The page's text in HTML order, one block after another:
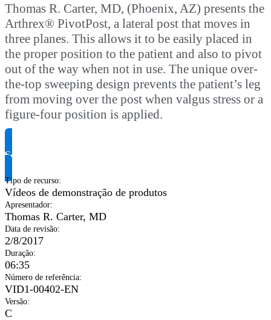
Thomas R. Carter, MD, (Phoenix, AZ) presents the
Arthrex® PivotPost, a lateral post that moves in
three planes. This allows it to be easily placed in
the proper position to the patient and also to pivot
out of the way when not in use. The unique over‐
the‐top sweeping design prevents the patient’s leg
from moving over the post when valgus stress or a
figure‐four position is applied.
Solicite informação do produto
Tipo de recurso:
Vídeos de demonstração de produtos
Apresentador:
Thomas R. Carter, MD
Data de revisão:
2/8/2017
Duração:
06:35
Número de referência:
VID1-00402-EN
Versão:
C